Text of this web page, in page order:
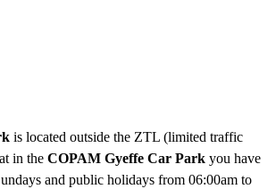
is located outside the ZTL (limited traffic
in the COPAM Gyeffe Car Park you have
and public holidays from 06:00am to